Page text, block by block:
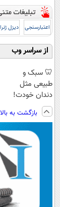
اعتبارسنجی دیزل
از سراسر وب
🦷 سبک و
طبیعی مثل
دندان خودت!
نصب آسان و
پرداخت اقساطی
💳 📍 تهران
بازگشت به